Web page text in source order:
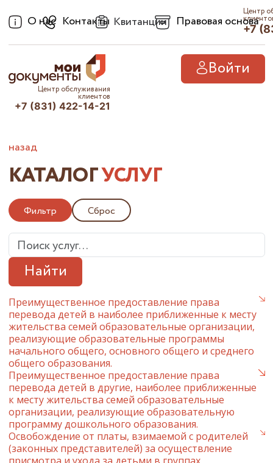
О нас Контакты Квитанции Правовая основа
Центр
+7
Войти
Центр обслуживания
клиентов
+7 (831) 422-14-21
назад
КАТАЛОГУСЛУГ
Фильтр Сброс
Найти
Преимущественное предоставление права
перевода детей в наиболее приближенные к месту
жительства семей образовательные организации,
реализующие образовательные программы
начального общего, основного общего и среднего
общего образования.
Преимущественное предоставление права
перевода детей в другие, наиболее приближенные
к месту жительства семей образовательные
организации, реализующие образовательную
программу дошкольного образования.
Освобождение от платы, взимаемой с родителей
(законных представителей) за осуществление